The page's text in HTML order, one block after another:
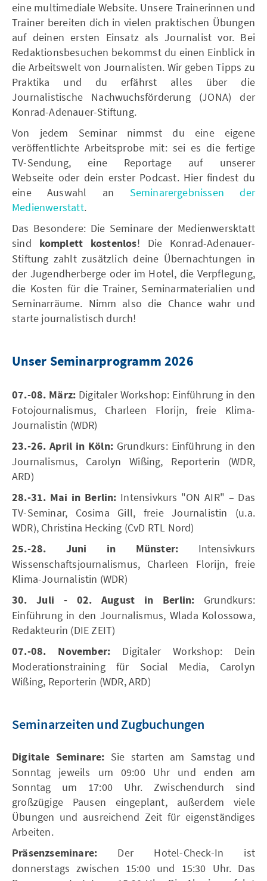
eine multimediale Website. Unsere Trainerinnen und
Trainer bereiten dich in vielen praktischen Übungen
auf deinen ersten Einsatz als Journalist vor. Bei
Redaktionsbesuchen bekommst du einen Einblick in
die Arbeitswelt von Journalisten. Wir geben Tipps zu
Praktika und du erfährst alles über die
Journalistische Nachwuchsförderung (JONA) der
Konrad-Adenauer-Stiftung.
Von jedem Seminar nimmst du eine eigene
veröffentlichte Arbeitsprobe mit: sei es die fertige
TV-Sendung, eine Reportage auf unserer
Webseite oder dein erster Podcast. Hier findest du
eine Auswahl an Seminarergebnissen der
Medienwerstatt.
Das Besondere: Die Seminare der Medienwersktatt
sind komplett kostenlos! Die Konrad-Adenauer-
Stiftung zahlt zusätzlich deine Übernachtungen in
der Jugendherberge oder im Hotel, die Verpflegung,
die Kosten für die Trainer, Seminarmaterialien und
Seminarräume. Nimm also die Chance wahr und
starte journalistisch durch!
Unser Seminarprogramm 2026
07.-08. März: Digitaler Workshop: Einführung in den
Fotojournalismus, Charleen Florijn, freie Klima-
Journalistin (WDR)
23.-26. April in Köln: Grundkurs: Einführung in den
Journalismus, Carolyn Wißing, Reporterin (WDR,
ARD)
28.-31. Mai in Berlin: Intensivkurs "ON AIR" – Das
TV-Seminar, Cosima Gill, freie Journalistin (u.a.
WDR), Christina Hecking (CvD RTL Nord)
25.-28. Juni in Münster: Intensivkurs
Wissenschaftsjournalismus, Charleen Florijn, freie
Klima-Journalistin (WDR)
30. Juli - 02. August in Berlin: Grundkurs:
Einführung in den Journalismus, Wlada Kolossowa,
Redakteurin (DIE ZEIT)
07.-08. November: Digitaler Workshop: Dein
Moderationstraining für Social Media, Carolyn
Wißing, Reporterin (WDR, ARD)
Seminarzeiten und Zugbuchungen
Digitale Seminare: Sie starten am Samstag und
Sonntag jeweils um 09:00 Uhr und enden am
Sonntag um 17:00 Uhr. Zwischendurch sind
großzügige Pausen eingeplant, außerdem viele
Übungen und ausreichend Zeit für eigenständiges
Arbeiten.
Präsenzseminare: Der Hotel-Check-In ist
donnerstags zwischen 15:00 und 15:30 Uhr. Das